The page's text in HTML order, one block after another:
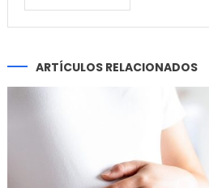
ARTÍCULOS RELACIONADOS